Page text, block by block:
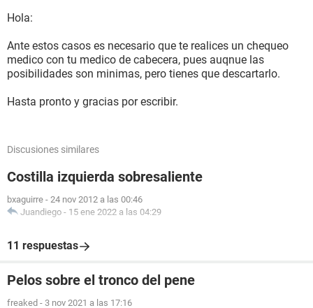
Hola:
Ante estos casos es necesario que te realices un chequeo
medico con tu medico de cabecera, pues auqnue las
posibilidades son minimas, pero tienes que descartarlo.
Hasta pronto y gracias por escribir.
Discusiones similares
Costilla izquierda sobresaliente
bxaguirre - 24 nov 2012 a las 00:46
Juandiego - 15 ene 2022 a las 04:29
11 respuestas
Pelos sobre el tronco del pene
freaked - 3 nov 2021 a las 17:16